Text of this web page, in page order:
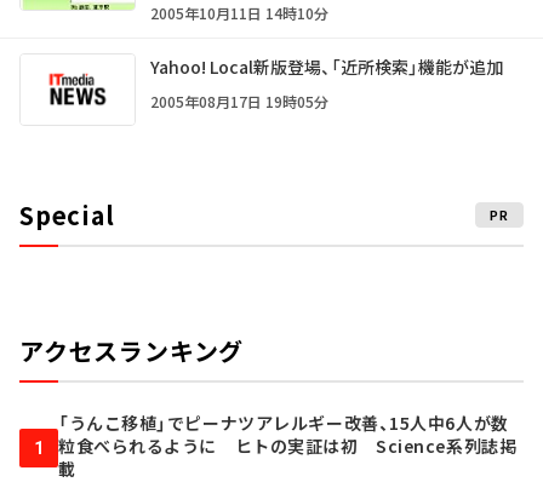
2005年10月11日 14時10分
Yahoo! Local新版登場、「近所検索」機能が追加
2005年08月17日 19時05分
Special PR
アクセスランキング
1
「うんこ移植」でピーナツアレルギー改善、15人中6人が数
粒食べられるように ヒトの実証は初 Science系列誌掲
載